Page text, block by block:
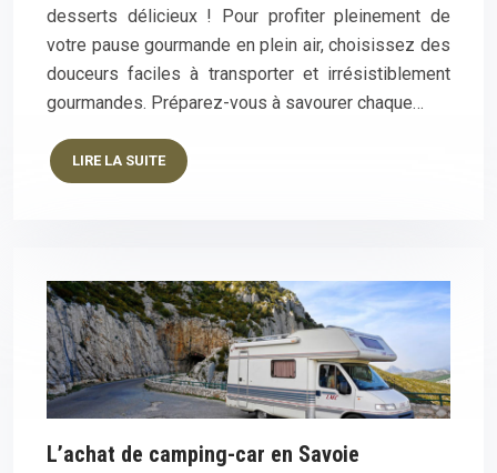
desserts délicieux ! Pour profiter pleinement de
votre pause gourmande en plein air, choisissez des
douceurs faciles à transporter et irrésistiblement
gourmandes. Préparez-vous à savourer chaque…
LIRE LA SUITE
L’achat de camping-car en Savoie